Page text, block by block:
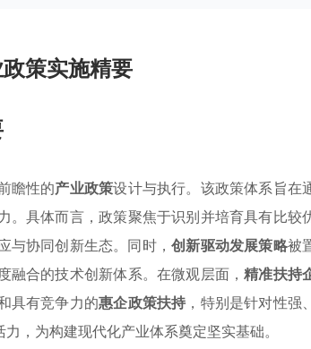
策实施精要
瞻性的产业政策设计与执行。该政策体系旨在
。具体而言，政策聚焦于识别并培育具有比较
与协同创新生态。同时，创新驱动发展策略被
融合的技术创新体系。在微观层面，精准扶持
具有竞争力的惠企政策扶持 ，特别是针对性强、
，为构建现代化产业体系奠定坚实基础。